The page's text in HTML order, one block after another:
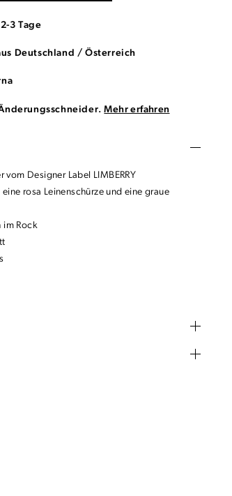
3 Tage
Deutschland / Österreich
Mehr erfahren
Designer Label LIMBERRY
rosa Leinenschürze und eine graue
im Rock